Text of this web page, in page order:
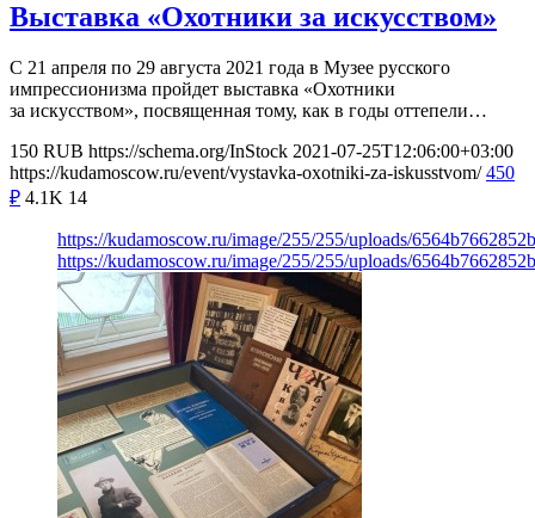
Выставка «Охотники за искусством»
С 21 апреля по 29 августа 2021 года в Музее русского
импрессионизма пройдет выставка «Охотники
за искусством», посвященная тому, как в годы оттепели…
150 RUB https://schema.org/InStock 2021-07-25T12:06:00+03:00
https://kudamoscow.ru/event/vystavka-oxotniki-za-iskusstvom/ 450
₽ 4.1K 14
https://kudamoscow.ru/image/255/255/uploads/
https://kudamoscow.ru/image/255/255/uploads/